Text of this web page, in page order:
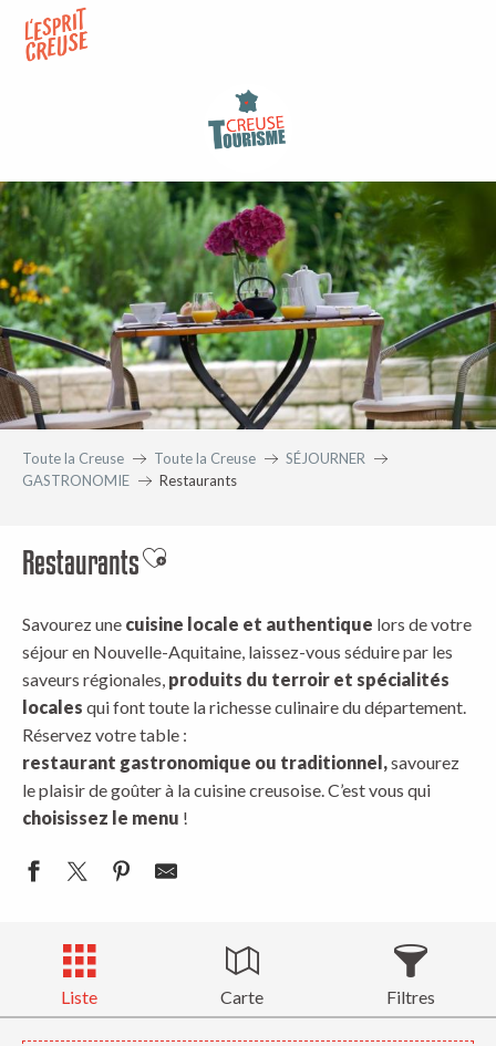
contenu
Toute la Creuse Toute la Creuse
SÉJOURNER
GASTRONOMIE
Restaurants
RestaurantsAjouter aux favoris
Savourez une cuisine locale et authentique lors de votre
séjour en Nouvelle-Aquitaine, laissez-vous séduire par les
saveurs régionales, produits du terroir et spécialités
locales qui font toute la richesse culinaire du département.
Réservez votre table :
restaurant gastronomique ou traditionnel,savourez
le plaisir de goûter à la cuisine creusoise. C’est vous qui
choisissez le menu !
Liste Carte Filtres